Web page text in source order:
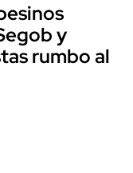
y
rumbo al